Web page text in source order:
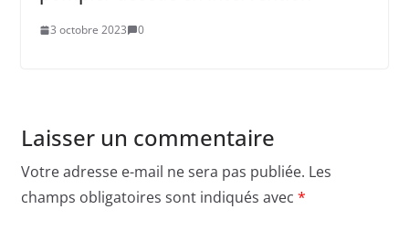
3 octobre 2023 0
Laisser un commentaire
Votre adresse e-mail ne sera pas publiée. Les
champs obligatoires sont indiqués avec *